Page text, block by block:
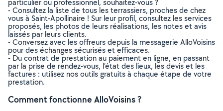
particulier ou professionnel, souhaitez-vous ?
- Consultez la liste de tous les terrassiers, proches de chez
vous à Saint-Apollinaire ! Sur leur profil, consultez les services
proposés, les photos de leurs réalisations, les notes et avis
laissés par leurs clients.
- Conversez avec les offreurs depuis la messagerie AlloVoisins
pour des échanges sécurisés et efficaces.
- Du contrat de prestation au paiement en ligne, en passant
par la prise de rendez-vous, l’état des lieux, les devis et les
factures : utilisez nos outils gratuits à chaque étape de votre
prestation.
Comment fonctionne AlloVoisins ?